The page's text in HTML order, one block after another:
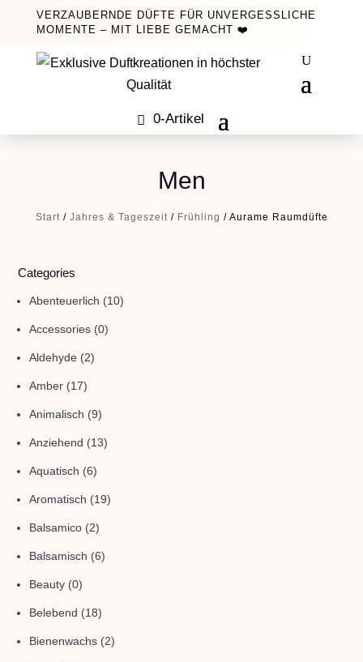
VERZAUBERNDE DÜFTE FÜR UNVERGESSLICHE
MOMENTE – MIT LIEBE GEMACHT ❤️
0-Artikel
Men
Start/ Jahres & Tageszeit/ Frühling / Aurame Raumdüfte
Categories
Abenteuerlich (10)
Accessories (0)
Aldehyde (2)
Amber (17)
Animalisch (9)
Anziehend (13)
Aquatisch (6)
Aromatisch (19)
Balsamico (2)
Balsamisch (6)
Beauty (0)
Belebend (18)
Bienenwachs (2)